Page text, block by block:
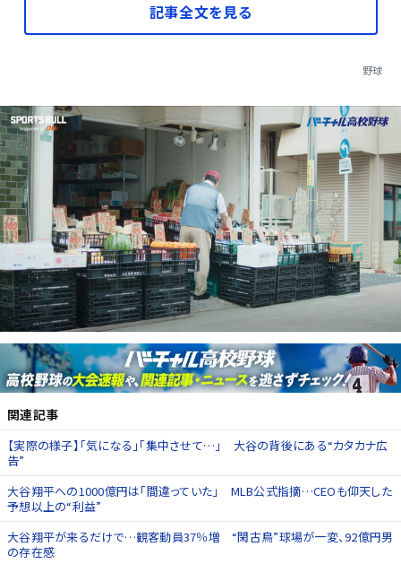
記事全文を見る
野球
関連記事
【実際の様子】「気になる」「集中させて…」 大谷の背後にある“カタカナ広
告”
大谷翔平への1000億円は「間違っていた」 MLB公式指摘…CEOも仰天した
予想以上の“利益”
大谷翔平が来るだけで…観客動員37％増 “閑古鳥”球場が一変、92億円男
の存在感